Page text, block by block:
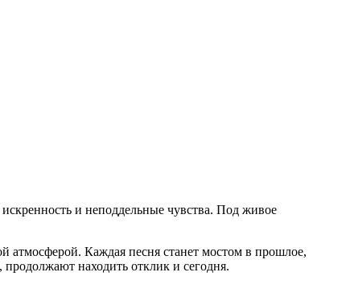
и неподдельные чувства. Под живое
Каждая песня станет мостом в прошлое,
находить отклик и сегодня.